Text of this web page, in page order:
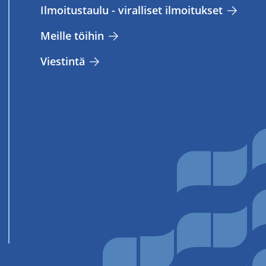
Il­moi­tus­tau­lu - vi­ral­li­set il­moi­tuk­set
Meil­le töi­hin
Vies­tin­tä